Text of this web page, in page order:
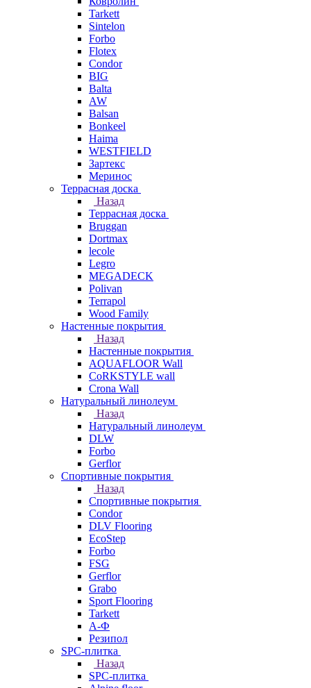
Tarkett
Sintelon
Forbo
Flotex
Condor
BIG
Balta
AW
Balsan
Bonkeel
Haima
WESTFIELD
Зартекс
Меринос
Террасная доска
Назад
Террасная доска
Bruggan
Dortmax
lecole
Legro
MEGADECK
Polivan
Terrapol
Wood Family
Настенные покрытия
Назад
Настенные покрытия
AQUAFLOOR Wall
CoRKSTYLE wall
Crona Wall
Натуральный линолеум
Назад
Натуральный линолеум
DLW
Forbo
Gerflor
Спортивные покрытия
Назад
Спортивные покрытия
Condor
DLV Flooring
EcoStep
Forbo
FSG
Gerflor
Grabo
Sport Flooring
Tarkett
А-Ф
Резипол
SPC-плитка
Назад
SPC-плитка